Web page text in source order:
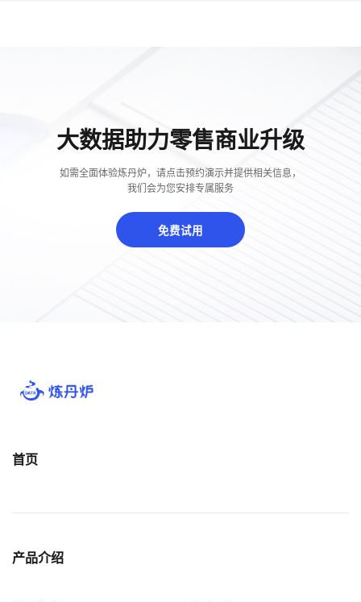
大数据助力零售商业升级
如需全面体验炼丹炉，请点击预约演示并提供相关信息，
我们会为您安排专属服务
免费试用
首页
产品介绍